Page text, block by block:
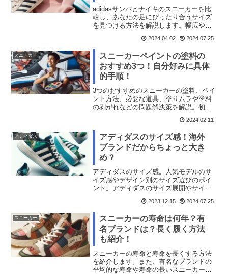
adidasサンバとナイキのスニーカーを比
較し、あなたの足にぴったり合うサイズ
を見つける方法を解説します。幅広や甲
イン購入の際の注意点も紹介します。
2024.04.02 2024.07.25
スニーカー
スニーカーペイントの塗料の
おすすめ3つ！自分好みに具体
的手順！
3つのおすすめのスニーカーの塗料、ペイ
ント方法、必要な道具、塗りムラや塗料
の剥がれなどの問題解決策を解説。初心
2024.02.11
アディダス
アディダスのサイズ感！海外
ブランドだからちょっと大き
め？
アディダスのサイズ感。人気モデルのサ
イズ感やデザイン別のサイズ選びのポイ
ント。アディダスのサイズ展開やサイズ
2023.12.15 2024.07.25
スニーカー
スニーカーの寿命は何年？有
名ブランドは？長く履く方法
も紹介！
スニーカーの寿命と寿命を長くする方法
を紹介します。また、有名なブランドの
平均的な寿命や寿命の長いスニーカーも